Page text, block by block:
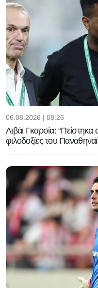
06.08.2026 | 08:26
Λιβάι Γκαρσία: “Πείστηκα
φιλοδοξίες του